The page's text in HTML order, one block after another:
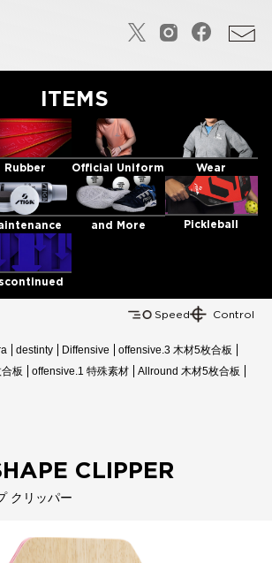
ITEMS
Rubber Official Uniform Wear
and More Pickleball
Speed Control
destinty Diffensive
offensive.3 木材5枚合板
板
offensive.1 特殊素材 Allround 木材5枚合板
CLIPPER
クリッパー